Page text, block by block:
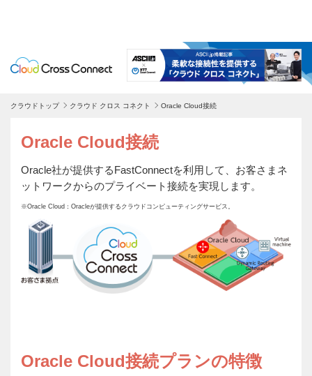
クラウドトップ クラウド クロス コネクト Oracle Cloud接続
Oracle Cloud接続
Oracle社が提供するFastConnectを利用して、お客さまネ
ットワークからのプライベート接続を実現します。
※Oracle Cloud：Oracleが提供するクラウドコンピューティングサービス。
Oracle Cloud接続プランの特徴